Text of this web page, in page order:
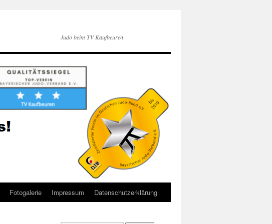
Judo beim TV Kaufbeuren
Fotogalerie Impressum Datenschutzerklärung